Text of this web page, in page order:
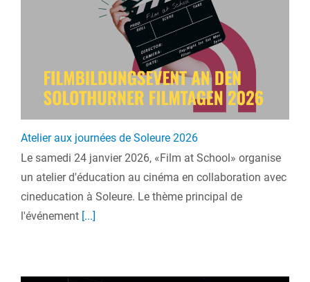
Atelier aux journées de Soleure 2026
Le samedi 24 janvier 2026, «Film at School» organise
un atelier d'éducation au cinéma en collaboration avec
cineducation à Soleure. Le thème principal de
l'événement [...]